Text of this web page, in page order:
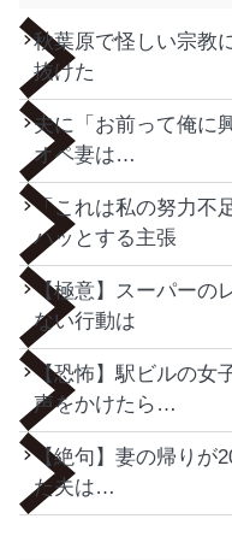
秋葉原で怪しい宗教
抜けた
夫に「お前って俺に
オペ妻は…
「これは私の努力不
ハッとする主張
【極意】スーパーの
ない行動は
【恐怖】駅ビルの女
声をかけたら…
【絶句】妻の帰りが
た夫は…